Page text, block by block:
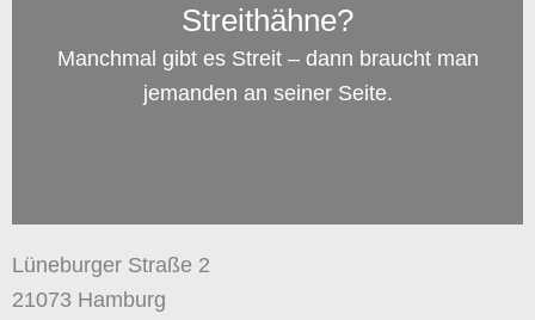
Streithähne?
Manchmal gibt es Streit – dann braucht man
jemanden an seiner Seite.
Lüneburger Straße 2
21073 Hamburg